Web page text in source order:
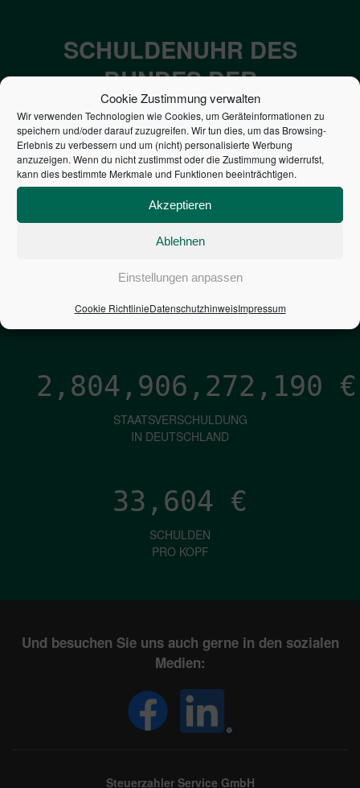
Cookie Zustimmung verwalten
Wir verwenden Technologien wie Cookies, um Geräteinformationen zu
speichern und/oder darauf zuzugreifen. Wir tun dies, um das Browsing-
Erlebnis zu verbessern und um (nicht) personalisierte Werbung
anzuzeigen. Wenn du nicht zustimmst oder die Zustimmung widerrufst,
kann dies bestimmte Merkmale und Funktionen beeinträchtigen.
Akzeptieren
Ablehnen
Einstellungen anpassen
Cookie RichtlinieDatenschutzhinweisImpressum
SCHULDENUHR DES
BUNDES DER
STEUERZAHLER
7,052€
NEUVERSCHULDUNG
PRO SEKUNDE
1,601€
ZINSEN
2,804,906,273,460 €
STAATSVERSCHULDUNG
IN DEUTSCHLAND
33,604 €
SCHULDEN
PRO KOPF
Und besuchen Sie uns auch gerne in den sozialen
Medien:
Steuerzahler Service GmbH